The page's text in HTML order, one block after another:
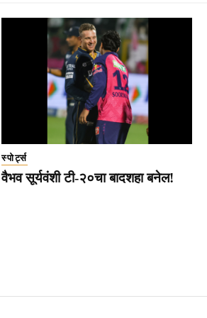
स्पोर्ट्स
वैभव सूर्यवंशी टी-२०चा बादशहा बनेल!